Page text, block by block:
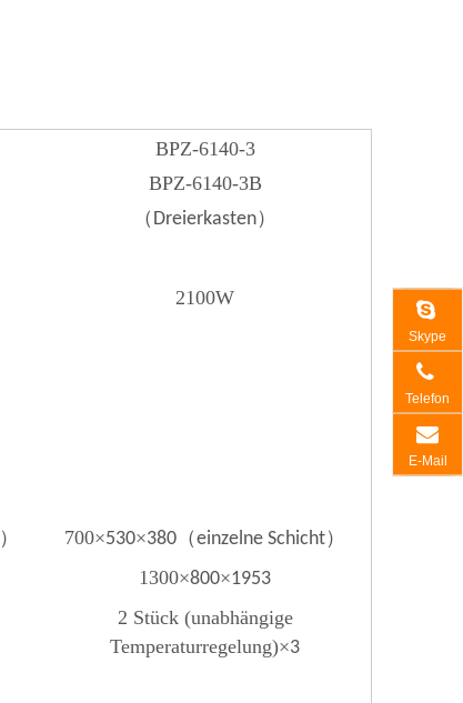
BPZ-6140-3
BPZ-6140-3B
（ Dreierkasten）
2100W
） 700×530×380 （einzelne Schicht）
1300×800×1953
2 Stück (unabhängige
Temperaturregelung)×3
Skype
Telefon
E-Mail